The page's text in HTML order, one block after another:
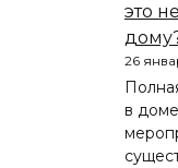
это
26
в